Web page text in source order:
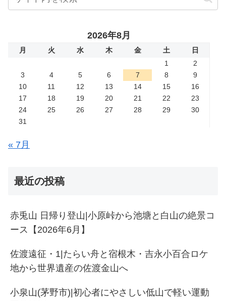
2026年8月
月 火 水 木 金 土
日
1
2
3
4 5 6 7 8
9
10
11 12 13 14 15
16
17
18 19 20 21 22
23
24
25 26 27 28 29
30
31
« 7月
最近の投稿
赤兎山 日帰り登山|小原峠から池塘と白山の絶景コ
ース【2026年6月】
佐渡遠征・1|たらい舟と宿根木・吉永小百合ロケ
地から世界遺産の佐渡金山へ
小泉山(茅野市)|初心者にやさしい低山で軽い運動